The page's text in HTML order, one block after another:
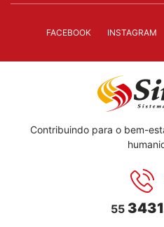
FACEBOOK INSTAGRAM
Contribuindo para o bem-
55